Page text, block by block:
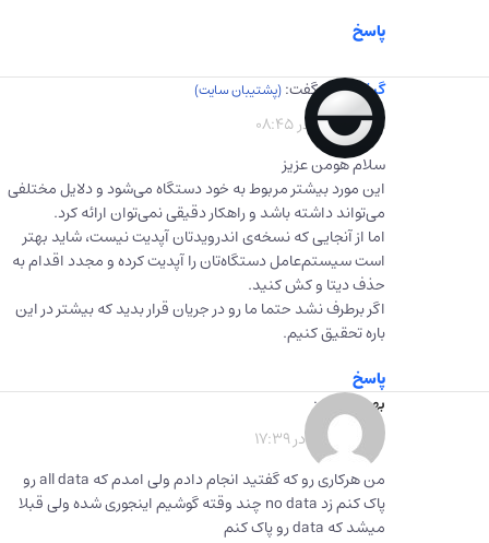
پاسخ
گیفت برگ گفت:
1402-08-01 در 08:45
سلام هومن عزیز
این مورد بیشتر مربوط به خود دستگاه می‌شود و دلایل مختلفی
می‌تواند داشته باشد و راهکار دقیقی نمی‌توان ارائه کرد.
اما از آنجایی که نسخه‌ی اندرویدتان آپدیت نیست، شاید بهتر
است سیستم‌عامل دستگاه‌تان را آپدیت کرده و مجدد اقدام به
حذف دیتا و کش کنید.
اگر برطرف نشد حتما ما رو در جریان قرار بدید که بیشتر در این
باره تحقیق کنیم.
پاسخ
بهرام
گفت:
1402-05-16 در 17:39
من هرکاری رو که گفتید انجام دادم ولی امدم که all data رو
پاک کنم زد no data چند وقته گوشیم اینجوری شده ولی قبلا
میشد که data رو پاک کنم